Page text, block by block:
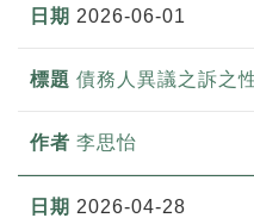
2026-06-01
債務人異議之訴之
李思怡
2026-04-28